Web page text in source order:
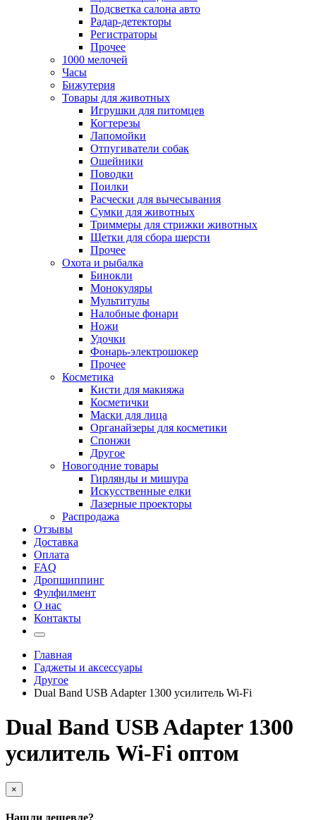
Подсветка салона авто
Радар-детекторы
Регистраторы
Прочее
1000 мелочей
Часы
Бижутерия
Товары для животных
Игрушки для питомцев
Когтерезы
Лапомойки
Отпугиватели собак
Ошейники
Поводки
Поилки
Расчески для вычесывания
Сумки для животных
Триммеры для стрижки животных
Щетки для сбора шерсти
Прочее
Охота и рыбалка
Бинокли
Монокуляры
Мультитулы
Налобные фонари
Ножи
Удочки
Фонарь-электрошокер
Прочее
Косметика
Кисти для макияжа
Косметички
Маски для лица
Органайзеры для косметики
Спонжи
Другое
Новогодние товары
Гирлянды и мишура
Искусственные елки
Лазерные проекторы
Распродажа
Отзывы
Доставка
Оплата
FAQ
Дропшиппинг
Фулфилмент
О нас
Контакты
Главная
Гаджеты и аксессуары
Другое
Dual Band USB Adapter 1300 усилитель Wi-Fi
Dual Band USB Adapter 1300
усилитель Wi-Fi оптом
×